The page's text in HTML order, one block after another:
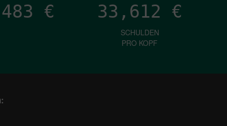
€ 33,612 €
SCHULDEN
PRO KOPF